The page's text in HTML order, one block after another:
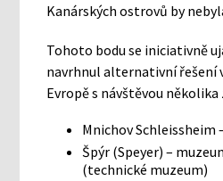
Kanárských ostrovů by
Tohoto bodu se iniciativně
navrhnul alternativní řešení
Evropě s návštěvou
Mnichov Schleissheim
Špýr (Speyer) –
(technické muzeum)